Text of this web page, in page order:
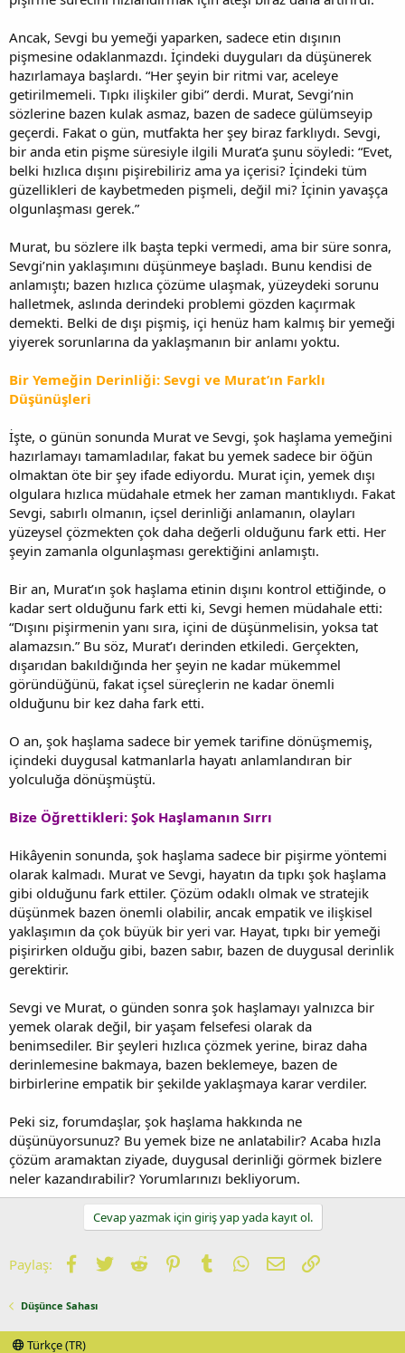
Ancak, Sevgi bu yemeği yaparken, sadece etin dışının
pişmesine odaklanmazdı. İçindeki duyguları da düşünerek
hazırlamaya başlardı. “Her şeyin bir ritmi var, aceleye
getirilmemeli. Tıpkı ilişkiler gibi” derdi. Murat, Sevgi’nin
sözlerine bazen kulak asmaz, bazen de sadece gülümseyip
geçerdi. Fakat o gün, mutfakta her şey biraz farklıydı. Sevgi,
bir anda etin pişme süresiyle ilgili Murat’a şunu söyledi: “Evet,
belki hızlıca dışını pişirebiliriz ama ya içerisi? İçindeki tüm
güzellikleri de kaybetmeden pişmeli, değil mi? İçinin yavaşça
olgunlaşması gerek.”
Murat, bu sözlere ilk başta tepki vermedi, ama bir süre sonra,
Sevgi’nin yaklaşımını düşünmeye başladı. Bunu kendisi de
anlamıştı; bazen hızlıca çözüme ulaşmak, yüzeydeki sorunu
halletmek, aslında derindeki problemi gözden kaçırmak
demekti. Belki de dışı pişmiş, içi henüz ham kalmış bir yemeği
yiyerek sorunlarına da yaklaşmanın bir anlamı yoktu.
Bir Yemeğin Derinliği: Sevgi ve Murat’ın Farklı
Düşünüşleri
İşte, o günün sonunda Murat ve Sevgi, şok haşlama yemeğini
hazırlamayı tamamladılar, fakat bu yemek sadece bir öğün
olmaktan öte bir şey ifade ediyordu. Murat için, yemek dışı
olgulara hızlıca müdahale etmek her zaman mantıklıydı. Fakat
Sevgi, sabırlı olmanın, içsel derinliği anlamanın, olayları
yüzeysel çözmekten çok daha değerli olduğunu fark etti. Her
şeyin zamanla olgunlaşması gerektiğini anlamıştı.
Bir an, Murat’ın şok haşlama etinin dışını kontrol ettiğinde, o
kadar sert olduğunu fark etti ki, Sevgi hemen müdahale etti:
“Dışını pişirmenin yanı sıra, içini de düşünmelisin, yoksa tat
alamazsın.” Bu söz, Murat’ı derinden etkiledi. Gerçekten,
dışarıdan bakıldığında her şeyin ne kadar mükemmel
göründüğünü, fakat içsel süreçlerin ne kadar önemli
olduğunu bir kez daha fark etti.
O an, şok haşlama sadece bir yemek tarifine dönüşmemiş,
içindeki duygusal katmanlarla hayatı anlamlandıran bir
yolculuğa dönüşmüştü.
Bize Öğrettikleri: Şok Haşlamanın Sırrı
Hikâyenin sonunda, şok haşlama sadece bir pişirme yöntemi
olarak kalmadı. Murat ve Sevgi, hayatın da tıpkı şok haşlama
gibi olduğunu fark ettiler. Çözüm odaklı olmak ve stratejik
düşünmek bazen önemli olabilir, ancak empatik ve ilişkisel
yaklaşımın da çok büyük bir yeri var. Hayat, tıpkı bir yemeği
pişirirken olduğu gibi, bazen sabır, bazen de duygusal derinlik
gerektirir.
Sevgi ve Murat, o günden sonra şok haşlamayı yalnızca bir
yemek olarak değil, bir yaşam felsefesi olarak da
benimsediler. Bir şeyleri hızlıca çözmek yerine, biraz daha
derinlemesine bakmaya, bazen beklemeye, bazen de
birbirlerine empatik bir şekilde yaklaşmaya karar verdiler.
Peki siz, forumdaşlar, şok haşlama hakkında ne
düşünüyorsunuz? Bu yemek bize ne anlatabilir? Acaba hızla
çözüm aramaktan ziyade, duygusal derinliği görmek bizlere
neler kazandırabilir? Yorumlarınızı bekliyorum.
Cevap yazmak için giriş yap yada kayıt ol.
Paylaş: Facebook
TwitterReddit PinterestTumblrWhatsApp
E-postaLink
Düşünce Sahası
Türkçe (TR)